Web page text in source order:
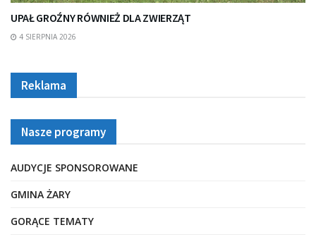
UPAŁ GROŹNY RÓWNIEŻ DLA ZWIERZĄT
4 SIERPNIA 2026
Reklama
Nasze programy
AUDYCJE SPONSOROWANE
GMINA ŻARY
GORĄCE TEMATY